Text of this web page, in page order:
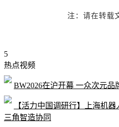
注：请在转载
5
热点视频
BW2026在沪开幕 一众次元品
【活力中国调研行】上海机
三角智造协同